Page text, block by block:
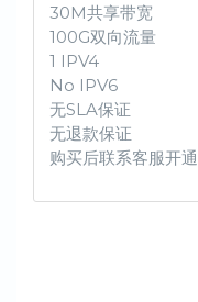
30M共享带宽
100G双向流量
1 IPV4
No IPV6
无SLA保证
无退款保证
购买后联系客服开通